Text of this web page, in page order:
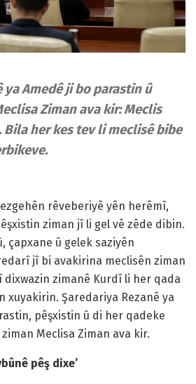
ya Amedê ji bo parastin û
Ziman ava kir: Meclis
Bila her kes tev li meclisê bibe
rêveberiyê yên herêmî,
ziman jî li gel vê zêde dibin.
çapxane û gelek saziyên
jî bi avakirina meclisên ziman
zimanê Kurdî li her qada
xuyakirin. Şaredariya Rezanê ya
pêşxistin û di her qadeke
Meclisa Ziman ava kir.
pêş dixe’